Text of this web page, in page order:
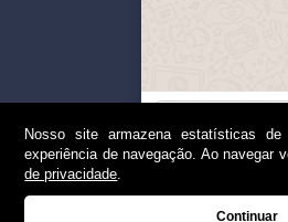
Nosso site armazena estatísticas
experiência de navegação. Ao navegar
de privacidade.
Continuar